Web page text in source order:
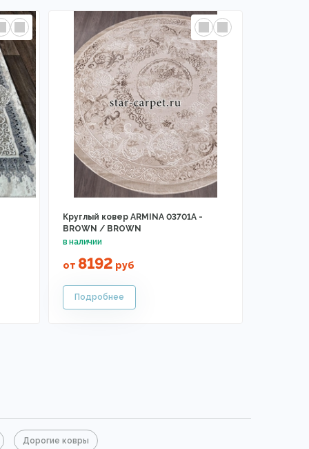
Круглый ковер ARMINA 03701A -
BROWN / BROWN
от 8192 руб
Дорогие ковры